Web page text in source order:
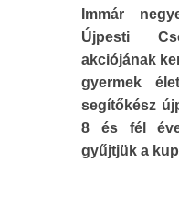
Immár
Újpesti
akciójának
gyermek
segítőkész
8 és fél
gyűjtjük a